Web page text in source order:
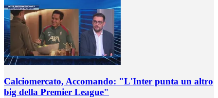
Calciomercato, Accomando: "L'Inter punta un altro
big della Premier League"